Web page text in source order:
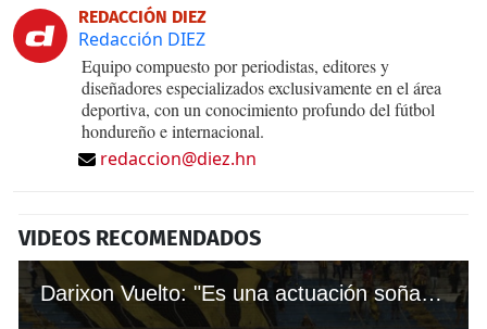
REDACCIÓN DIEZ
Redacción DIEZ
Equipo compuesto por periodistas, editores y
diseñadores especializados exclusivamente en el área
deportiva, con un conocimiento profundo del fútbol
hondureño e internacional.
redaccion@diez.hn
VIDEOS RECOMENDADOS
Darixon Vuelto: "Es una actuación soñada"